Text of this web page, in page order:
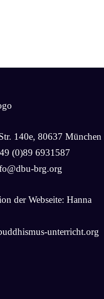
140e, 80637 München
(0)89 6931587
brg.org
der Webseite: Hanna
unterricht.org